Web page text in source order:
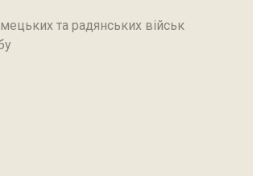
та радянських військ